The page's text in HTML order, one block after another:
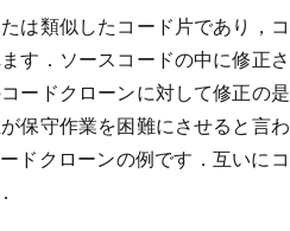
は類似したコード片であり，コ
す．ソースコードの中に修正さ
ードクローンに対して修正の是
保守作業を困難にさせると言わ
ドクローンの例です．互いにコ